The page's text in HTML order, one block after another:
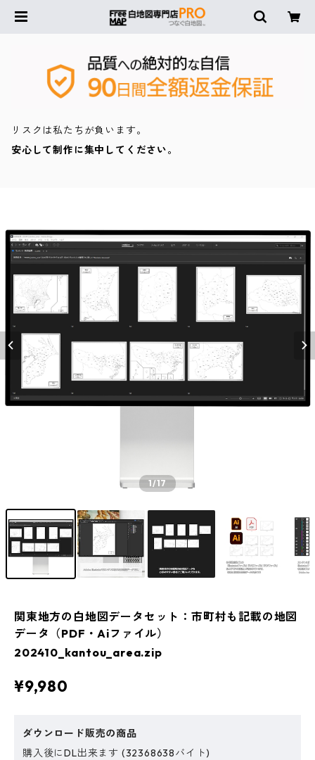
リスクは私たちが負います。
安心して制作に集中してください。
1/17
関東地方の白地図データセット：市町村も記載の地図
データ（PDF・Aiファイル）
202410_kantou_area.zip
¥9,980
ダウンロード販売の商品
購入後にDL出来ます (32368638バイト)